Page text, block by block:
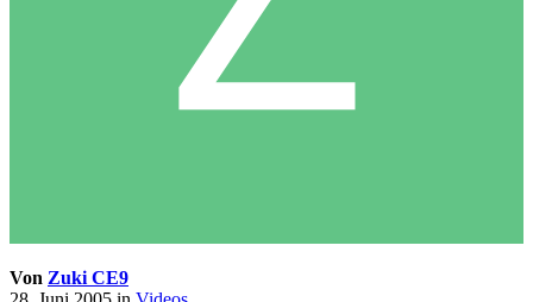
Von Zuki CE9